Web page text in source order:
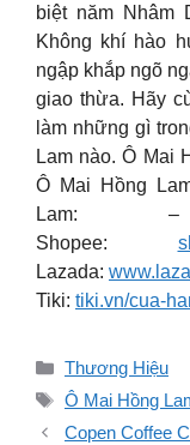
biệt năm Nhâm
Không khí hào
ngập khắp ngõ
giao thừa. Hãy
làm những gì
Lam nào. Ô Mai
Ô Mai Hồng
Lam: –
Shopee:
Lazada:
Tiki: tiki.vn/cua-
Danh
mục
Thương Hiệu
Thẻ
Ô Mai Hồng
Copen Coffee